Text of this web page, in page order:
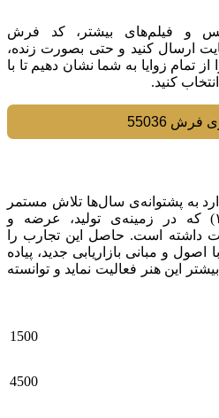
و فیلم‌های بیشتر، کد فرش
ارسال کنید و حتی بصورت زنده،
تمام زوایا به شما نشان دهیم تا با
کنید.
55036
به پشتوانه‌ی سال‌ها تلاش مستمر
مدیران خود (از سال ۱۳۷۳) که در زمینه‌ی تولید، عرضه و
داشته است. حاصل این تجارب را
و مبانی بازاریابی جدید، پیاده
این هنر فعالیت نماید و توانسته
1500
4500